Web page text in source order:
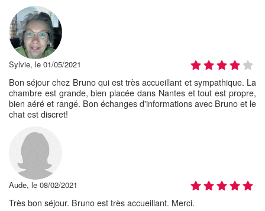
Sylvie, le 01/05/2021
Bon séjour chez Bruno qui est très accueillant et sympathique. La
chambre est grande, bien placée dans Nantes et tout est propre,
bien aéré et rangé. Bon échanges d'informations avec Bruno et le
chat est discret!
Aude, le 08/02/2021
Très bon séjour. Bruno est très accueillant. Merci.